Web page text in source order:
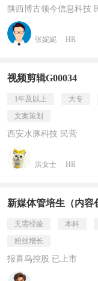
陕西博古领今信息科技
张妮妮 HR
视频剪辑G00034
1年及以上 大专
文案策划
西安水豚科技 民营
洪女士 HR
新媒体管培生（内容
无需经验 本科
粉丝增长
报喜鸟控股 已上市